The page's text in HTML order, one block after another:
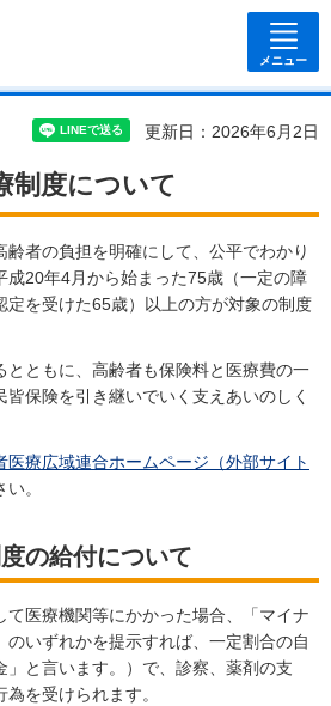
メニュー
更新日：2026年6月2日
制度について
齢者の負担を明確にして、公平でわかり
成20年4月から始まった75歳（一定の障
定を受けた65歳）以上の方が対象の制度
とともに、高齢者も保険料と医療費の一
保険を引き継いでいく支えあいのしく
医療広域連合ホームページ（外部サイト
。
の給付について
て医療機関等にかかった場合、「マイナ
いずれかを提示すれば、一定割合の自
」と言います。）で、診察、薬剤の支
を受けられます。